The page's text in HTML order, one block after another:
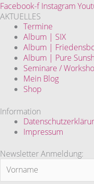
Facebook-f Instagram
AKTUELLES
Termine
Album | SIX
Album |
Album | Pure
Seminare /
Mein Blog
Shop
Information
Impressum
Newsletter Anmeldung: